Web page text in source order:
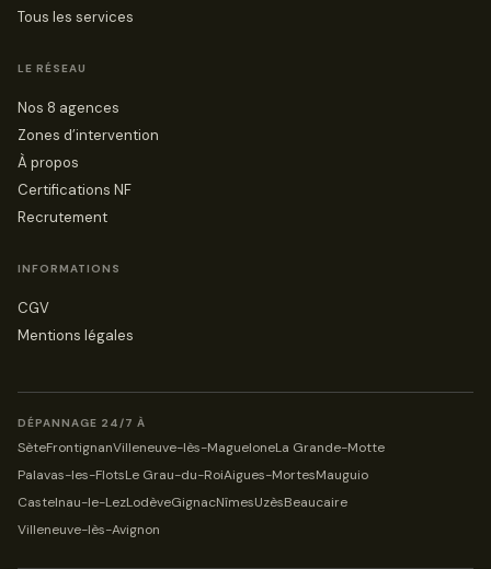
Tous les services
LE RÉSEAU
Nos 8 agences
Zones d’intervention
À propos
Certifications NF
Recrutement
INFORMATIONS
CGV
Mentions légales
DÉPANNAGE 24/7 À
SèteFrontignanVilleneuve-lès-MagueloneLa Grande-Motte
Palavas-les-FlotsLe Grau-du-RoiAigues-MortesMauguio
Castelnau-le-LezLodèveGignacNîmesUzèsBeaucaire
Villeneuve-lès-Avignon